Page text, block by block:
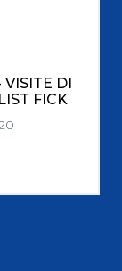
DI
FICK